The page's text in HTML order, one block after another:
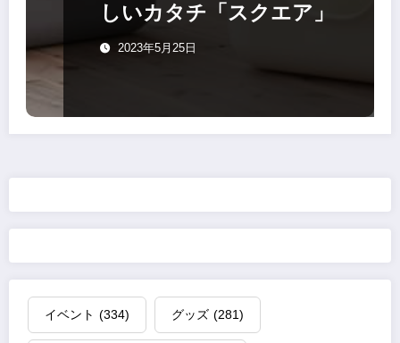
しいカタチ「スクエア」
2023年5月25日
イベント (334) グッズ (281)